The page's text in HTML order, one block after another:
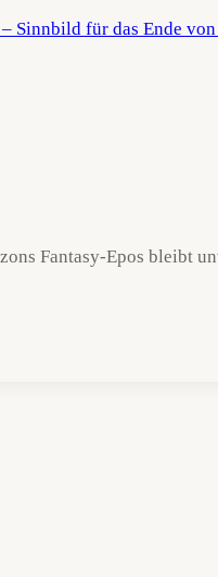
Fantasy-Epos bleibt